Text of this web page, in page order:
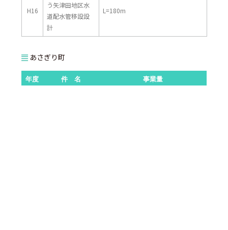
H16
う矢津田地区水
道配水管移設設
計
L=180m
あさぎり町
年度 件 名 事業量